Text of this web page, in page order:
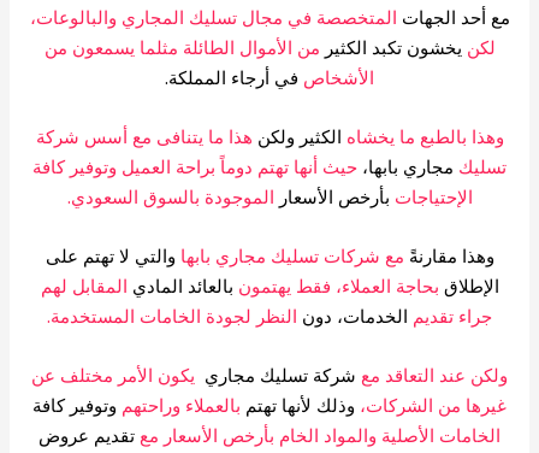
أحد الجهاتالمتخصصة في مجال تسليك المجاري والبالوعات،
يخشون تكبد الكثيرمن الأموال الطائلة مثلما يسمعون من
الأشخاصفي أرجاء المملكة.
بالطبع ما يخشاهالكثير ولكن هذا ما يتنافى مع أسس شركة
مجاري بابها، حيث أنها تهتم دوماً براحة العميل وتوفير كافة
الإحتياجاتبأرخص الأسعارالموجودة بالسوق السعودي.
وهذا مقارنةًمع شركات تسليك مجاري بابهاوالتي لا تهتم على
الإطلاقبحاجة العملاء، فقط يهتمونبالعائد الماديالمقابل لهم
جراء تقديمالخدمات، دونالنظر لجودة الخامات المستخدمة.
عند التعاقد معشركة تسليك مجارييكون الأمر مختلف عن
من الشركات،وذلك لأنها تهتمبالعملاء وراحتهموتوفير كافة
الخامات الأصلية والمواد الخام بأرخص الأسعار معتقديم عروض